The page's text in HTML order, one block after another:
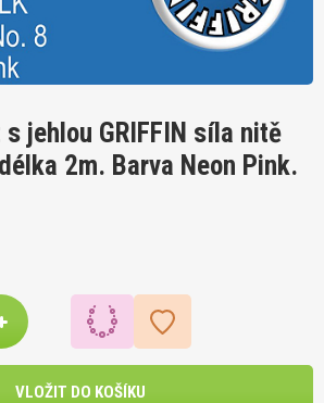
s jehlou GRIFFIN síla nitě
2m. Barva Neon Pink.
VLOŽIT DO KOŠÍKU